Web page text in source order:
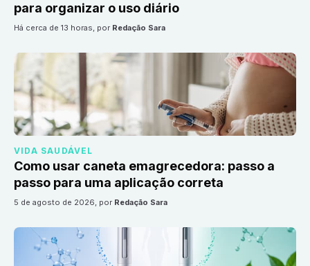
para organizar o uso diário
há cerca de 13 horas, por Redação Sara
VIDA SAUDÁVEL
Como usar caneta emagrecedora: passo a
passo para uma aplicação correta
5 de agosto de 2026, por Redação Sara